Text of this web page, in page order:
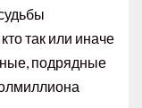
так или иначе
подрядные